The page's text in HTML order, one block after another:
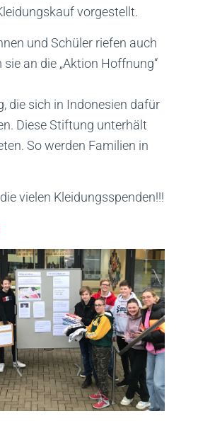
vorgestellt.
und Schüler riefen auch
an die „Aktion Hoffnung“
die sich in Indonesien dafür
Diese Stiftung unterhält
So werden Familien in
vielen Kleidungsspenden!!!